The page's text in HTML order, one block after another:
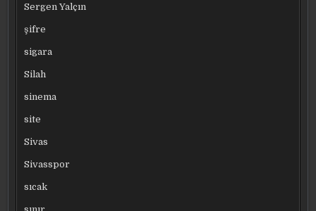
Sergen Yalçın
şifre
sigara
Silah
sinema
site
Sivas
Sivasspor
sıcak